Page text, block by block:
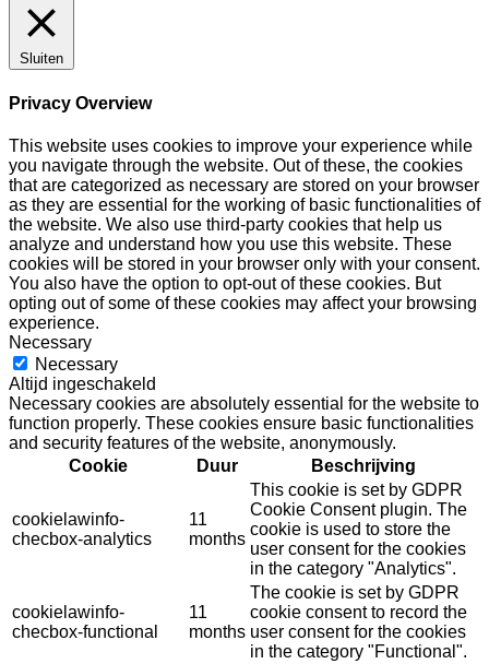
Sluiten
Privacy Overview
This website uses cookies to improve your experience while
you navigate through the website. Out of these, the cookies
that are categorized as necessary are stored on your browser
as they are essential for the working of basic functionalities of
the website. We also use third-party cookies that help us
analyze and understand how you use this website. These
cookies will be stored in your browser only with your consent.
You also have the option to opt-out of these cookies. But
opting out of some of these cookies may affect your browsing
experience.
Necessary
Necessary
Altijd ingeschakeld
Necessary cookies are absolutely essential for the website to
function properly. These cookies ensure basic functionalities
and security features of the website, anonymously.
Cookie
Duur Beschrijving
cookielawinfo-
checbox-analytics
11
months
This cookie is set by GDPR
Cookie Consent plugin. The
cookie is used to store the
user consent for the cookies
in the category "Analytics".
cookielawinfo-
checbox-functional
11
months
The cookie is set by GDPR
cookie consent to record the
user consent for the cookies
in the category "Functional".